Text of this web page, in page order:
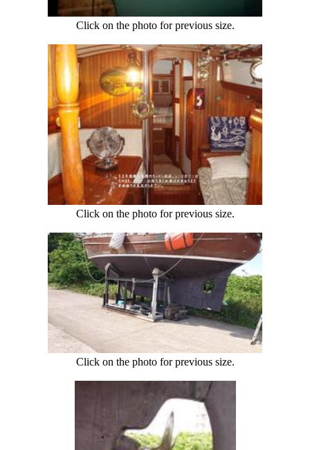
Click on the photo for previous size.
Click on the photo for previous size.
Click on the photo for previous size.